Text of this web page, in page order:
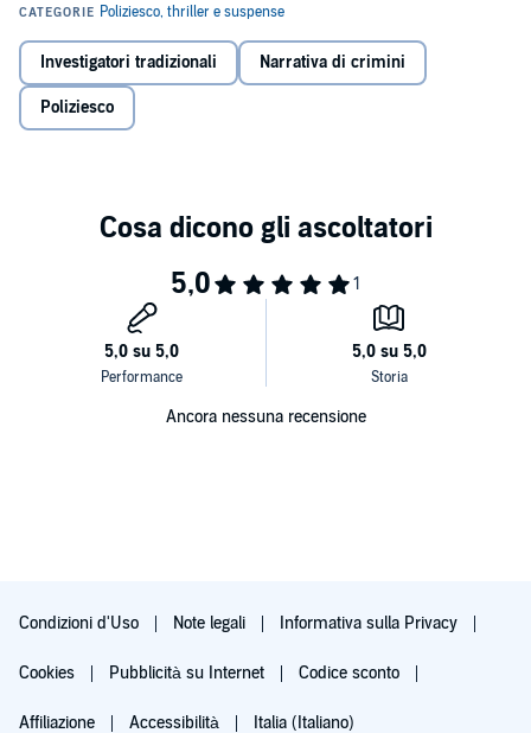
Investigatori tradizionali Narrativa di crimini
Poliziesco
Ancora nessuna recensione
Condizioni d'Uso Note legali Informativa sulla Privacy
Cookies Pubblicità su Internet Codice sconto
Affiliazione Accessibilità Italia (Italiano)